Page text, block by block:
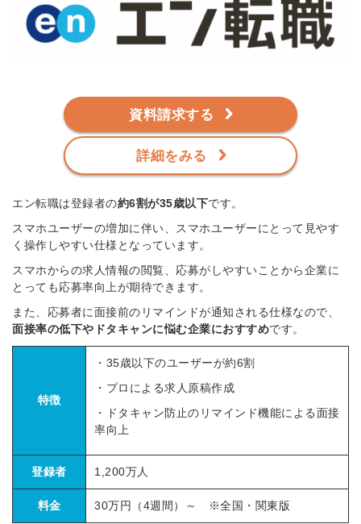
資料請求する
詳細をみる
エン転職は登録者の約6割が35歳以下です。
スマホユーザーの増加に伴い、スマホユーザーにとって見やす
く操作しやすい仕様となっています。
スマホからの求人情報の閲覧、応募がしやすいことから企業に
とっても応募率向上が期待できます。
また、応募者に面接前のリマインドが通知される仕様なので、
面接率の低下やドタキャンに悩む企業におすすめです。
特徴
・35歳以下のユーザーが約6割
・プロによる求人原稿作成
・ドタキャン防止のリマインド機能による面接
率向上
登録者 1,200万人
料金 30万円（4週間）～ ※全国・関東版